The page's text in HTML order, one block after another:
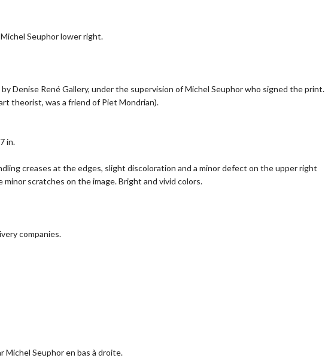
Seuphor lower right.
Denise René Gallery, under the supervision of Michel Seuphor who signed the print.
theorist, was a friend of Piet Mondrian).
in.
creases at the edges, slight discoloration and a minor defect on the upper right
minor scratches on the image. Bright and vivid colors.
companies.
Michel Seuphor en bas à droite.